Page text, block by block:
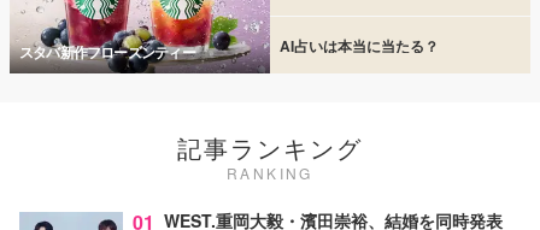
スタバ新作フローズンティー AI占いは本当に当たる？
記事ランキング
RANKING
01 WEST.重岡大毅・濱田崇裕、結婚を同時発表